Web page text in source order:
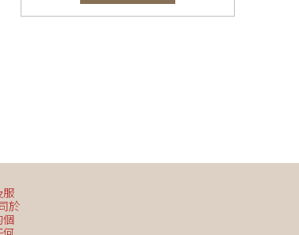
服
於
個